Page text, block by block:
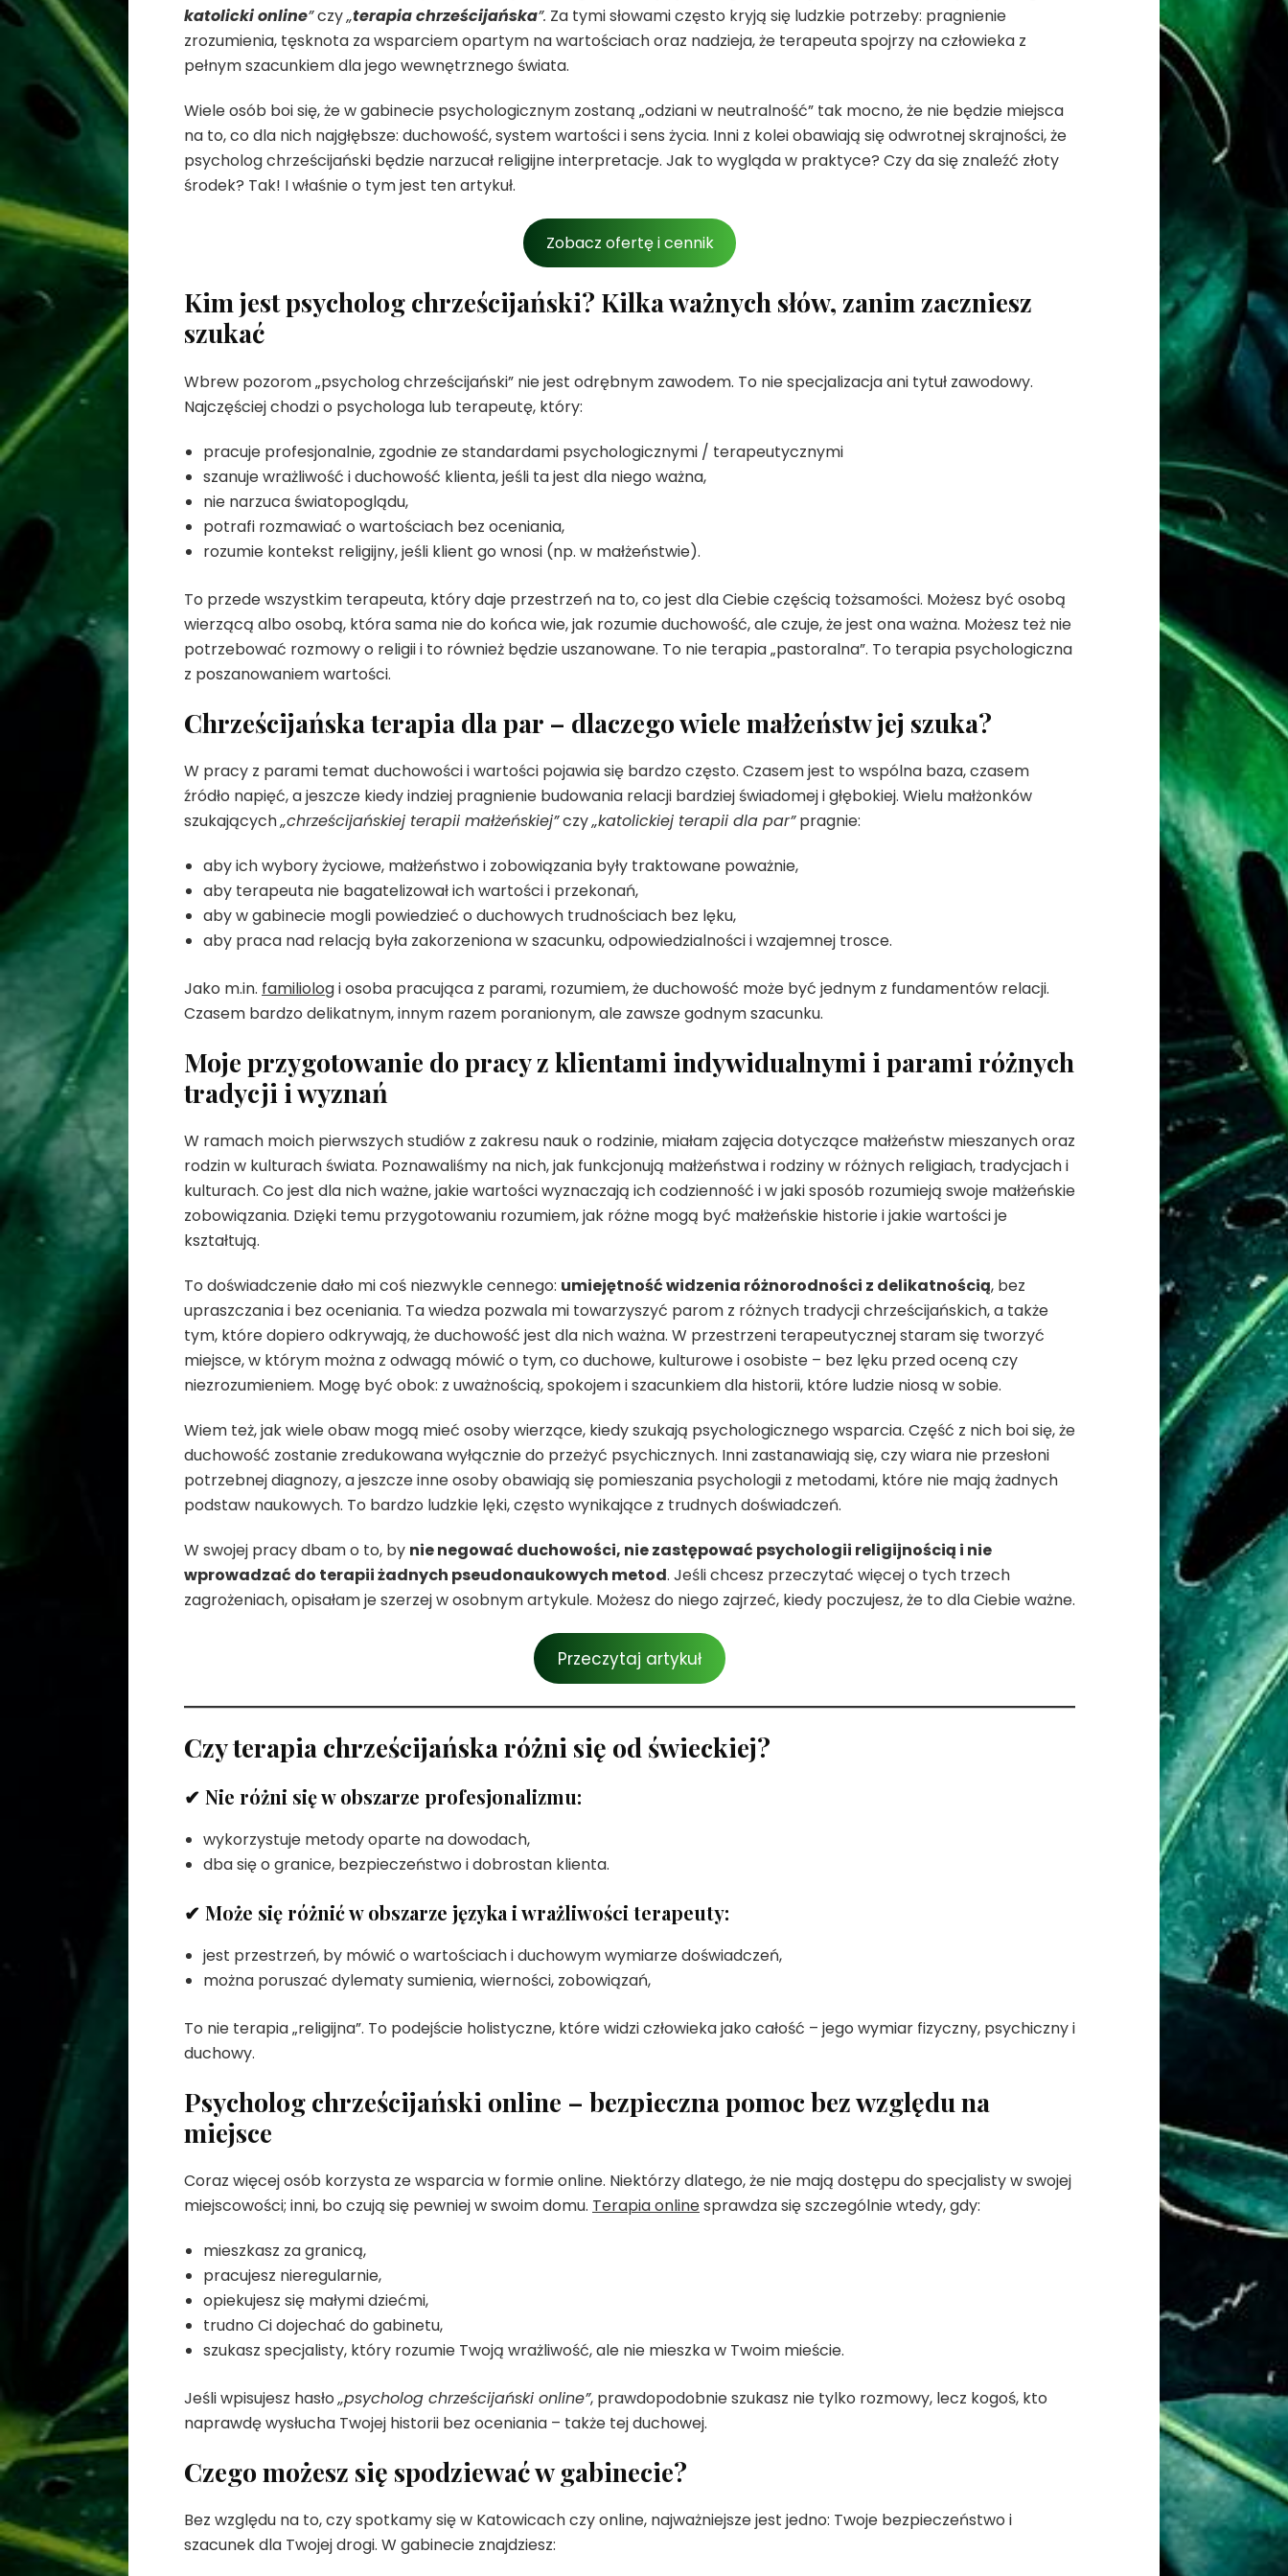
katolicki online”czy„terapia chrześcijańska”. Za tymi słowami często kryją się ludzkie potrzeby: pragnienie
zrozumienia, tęsknota za wsparciem opartym na wartościach oraz nadzieja, że terapeuta spojrzy na człowieka z
pełnym szacunkiem dla jego wewnętrznego świata.
Wiele osób boi się, że w gabinecie psychologicznym zostaną „odziani w neutralność” tak mocno, że nie będzie miejsca
na to, co dla nich najgłębsze: duchowość, system wartości i sens życia. Inni z kolei obawiają się odwrotnej skrajności, że
psycholog chrześcijański będzie narzucał religijne interpretacje. Jak to wygląda w praktyce? Czy da się znaleźć złoty
środek? Tak! I właśnie o tym jest ten artykuł.
Zobacz ofertę i cennik
Kim jest psycholog chrześcijański? Kilka ważnych słów, zanim zaczniesz
szukać
Wbrew pozorom „psycholog chrześcijański” nie jest odrębnym zawodem. To nie specjalizacja ani tytuł zawodowy.
Najczęściej chodzi o psychologa lub terapeutę, który:
pracuje profesjonalnie, zgodnie ze standardami psychologicznymi / terapeutycznymi
szanuje wrażliwość i duchowość klienta, jeśli ta jest dla niego ważna,
nie narzuca światopoglądu,
potrafi rozmawiać o wartościach bez oceniania,
rozumie kontekst religijny, jeśli klient go wnosi (np. w małżeństwie).
To przede wszystkim terapeuta, który daje przestrzeń na to, co jest dla Ciebie częścią tożsamości. Możesz być osobą
wierzącą albo osobą, która sama nie do końca wie, jak rozumie duchowość, ale czuje, że jest ona ważna. Możesz też nie
potrzebować rozmowy o religii i to również będzie uszanowane. To nie terapia „pastoralna”. To terapia psychologiczna
z poszanowaniem wartości.
Chrześcijańska terapia dla par – dlaczego wiele małżeństw jej szuka?
W pracy z parami temat duchowości i wartości pojawia się bardzo często. Czasem jest to wspólna baza, czasem
źródło napięć, a jeszcze kiedy indziej pragnienie budowania relacji bardziej świadomej i głębokiej. Wielu małżonków
szukających„chrześcijańskiej terapii małżeńskiej”czy„katolickiej terapii dla par”pragnie:
aby ich wybory życiowe, małżeństwo i zobowiązania były traktowane poważnie,
aby terapeuta nie bagatelizował ich wartości i przekonań,
aby w gabinecie mogli powiedzieć o duchowych trudnościach bez lęku,
aby praca nad relacją była zakorzeniona w szacunku, odpowiedzialności i wzajemnej trosce.
Jako m.in. familiologi osoba pracująca z parami, rozumiem, że duchowość może być jednym z fundamentów relacji.
Czasem bardzo delikatnym, innym razem poranionym, ale zawsze godnym szacunku.
Moje przygotowanie do pracy z klientami indywidualnymi i parami różnych
tradycji i wyznań
W ramach moich pierwszych studiów z zakresu nauk o rodzinie, miałam zajęcia dotyczące małżeństw mieszanych oraz
rodzin w kulturach świata. Poznawaliśmy na nich, jak funkcjonują małżeństwa i rodziny w różnych religiach, tradycjach i
kulturach. Co jest dla nich ważne, jakie wartości wyznaczają ich codzienność i w jaki sposób rozumieją swoje małżeńskie
zobowiązania. Dzięki temu przygotowaniu rozumiem, jak różne mogą być małżeńskie historie i jakie wartości je
kształtują.
To doświadczenie dało mi coś niezwykle cennego: umiejętność widzenia różnorodności z delikatnością, bez
upraszczania i bez oceniania. Ta wiedza pozwala mi towarzyszyć parom z różnych tradycji chrześcijańskich, a także
tym, które dopiero odkrywają, że duchowość jest dla nich ważna. W przestrzeni terapeutycznej staram się tworzyć
miejsce, w którym można z odwagą mówić o tym, co duchowe, kulturowe i osobiste – bez lęku przed oceną czy
niezrozumieniem. Mogę być obok: z uważnością, spokojem i szacunkiem dla historii, które ludzie niosą w sobie.
Wiem też, jak wiele obaw mogą mieć osoby wierzące, kiedy szukają psychologicznego wsparcia. Część z nich boi się, że
duchowość zostanie zredukowana wyłącznie do przeżyć psychicznych. Inni zastanawiają się, czy wiara nie przesłoni
potrzebnej diagnozy, a jeszcze inne osoby obawiają się pomieszania psychologii z metodami, które nie mają żadnych
podstaw naukowych. To bardzo ludzkie lęki, często wynikające z trudnych doświadczeń.
W swojej pracy dbam o to, by nie negować duchowości, nie zastępować psychologii religijnością i nie
wprowadzać do terapii żadnych pseudonaukowych metod. Jeśli chcesz przeczytać więcej o tych trzech
zagrożeniach, opisałam je szerzej w osobnym artykule. Możesz do niego zajrzeć, kiedy poczujesz, że to dla Ciebie ważne.
Przeczytaj artykuł
Czy terapia chrześcijańska różni się od świeckiej?
✔ Nie różni sięw obszarze profesjonalizmu:
wykorzystuje metody oparte na dowodach,
dba się o granice, bezpieczeństwo i dobrostan klienta.
✔ Może się różnićw obszarze języka i wrażliwości terapeuty:
jest przestrzeń, by mówić o wartościach i duchowym wymiarze doświadczeń,
można poruszać dylematy sumienia, wierności, zobowiązań,
To nie terapia „religijna”. To podejście holistyczne, które widzi człowieka jako całość – jego wymiar fizyczny, psychiczny i
duchowy.
Psycholog chrześcijański online – bezpieczna pomoc bez względu na
miejsce
Coraz więcej osób korzysta ze wsparcia w formie online. Niektórzy dlatego, że nie mają dostępu do specjalisty w swojej
miejscowości; inni, bo czują się pewniej w swoim domu. Terapia onlinesprawdza się szczególnie wtedy, gdy:
mieszkasz za granicą,
pracujesz nieregularnie,
opiekujesz się małymi dziećmi,
trudno Ci dojechać do gabinetu,
szukasz specjalisty, który rozumie Twoją wrażliwość, ale nie mieszka w Twoim mieście.
Jeśli wpisujesz hasło„psycholog chrześcijański online”, prawdopodobnie szukasz nie tylko rozmowy, lecz kogoś, kto
naprawdę wysłucha Twojej historii bez oceniania – także tej duchowej.
Czego możesz się spodziewać w gabinecie?
Bez względu na to, czy spotkamy się w Katowicach czy online, najważniejsze jest jedno: Twoje bezpieczeństwo i
szacunek dla Twojej drogi. W gabinecie znajdziesz: